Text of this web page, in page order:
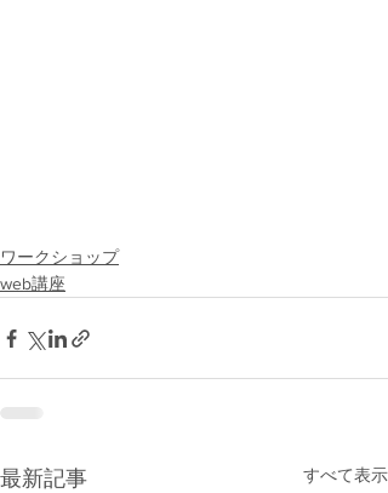
ワークショップ
web講座
最新記事 すべて表示